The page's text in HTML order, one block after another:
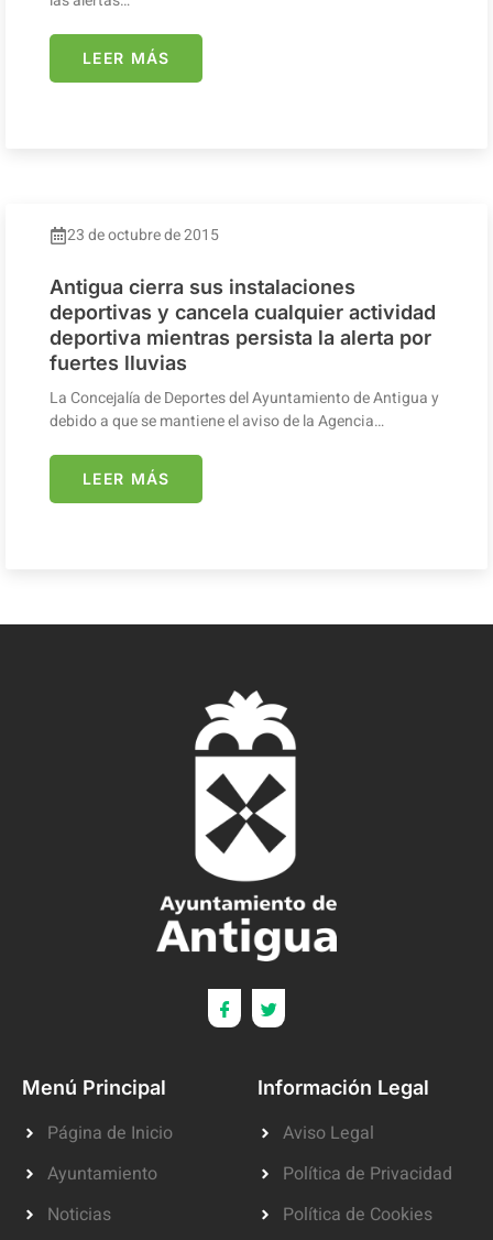
LEER MÁS
23 de octubre de 2015
Antigua cierra sus instalaciones
deportivas y cancela cualquier actividad
deportiva mientras persista la alerta por
fuertes lluvias
La Concejalía de Deportes del Ayuntamiento de Antigua y
debido a que se mantiene el aviso de la Agencia…
LEER MÁS
Menú Principal
Página de Inicio
Ayuntamiento
Noticias
Información Legal
Aviso Legal
Política de Privacidad
Política de Cookies